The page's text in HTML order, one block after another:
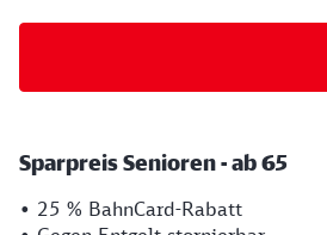
Sparpreis Senioren - ab 65
• 25 % BahnCard-Rabatt